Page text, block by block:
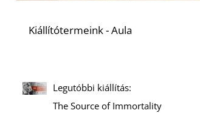
Kiállítótermeink - Aula
Legutóbbi kiállítás:
The Source of Immortality